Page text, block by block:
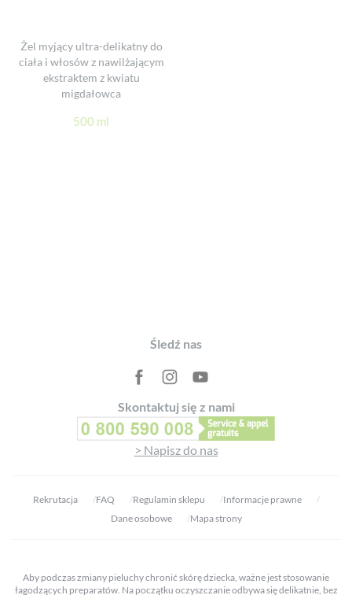
Żel myjący ultra-delikatny do
ciała i włosów z nawilżającym
ekstraktem z kwiatu
migdałowca
500 ml
Śledź nas
Skontaktuj się z nami
> Napisz do nas
Rekrutacja FAQ Regulamin sklepu
Informacje prawne
Dane osobowe
Mapa strony
Aby podczas zmiany pieluchy chronić skórę dziecka, ważne jest stosowanie
łagodzących preparatów. Na początku oczyszczanie odbywa się delikatnie, bez